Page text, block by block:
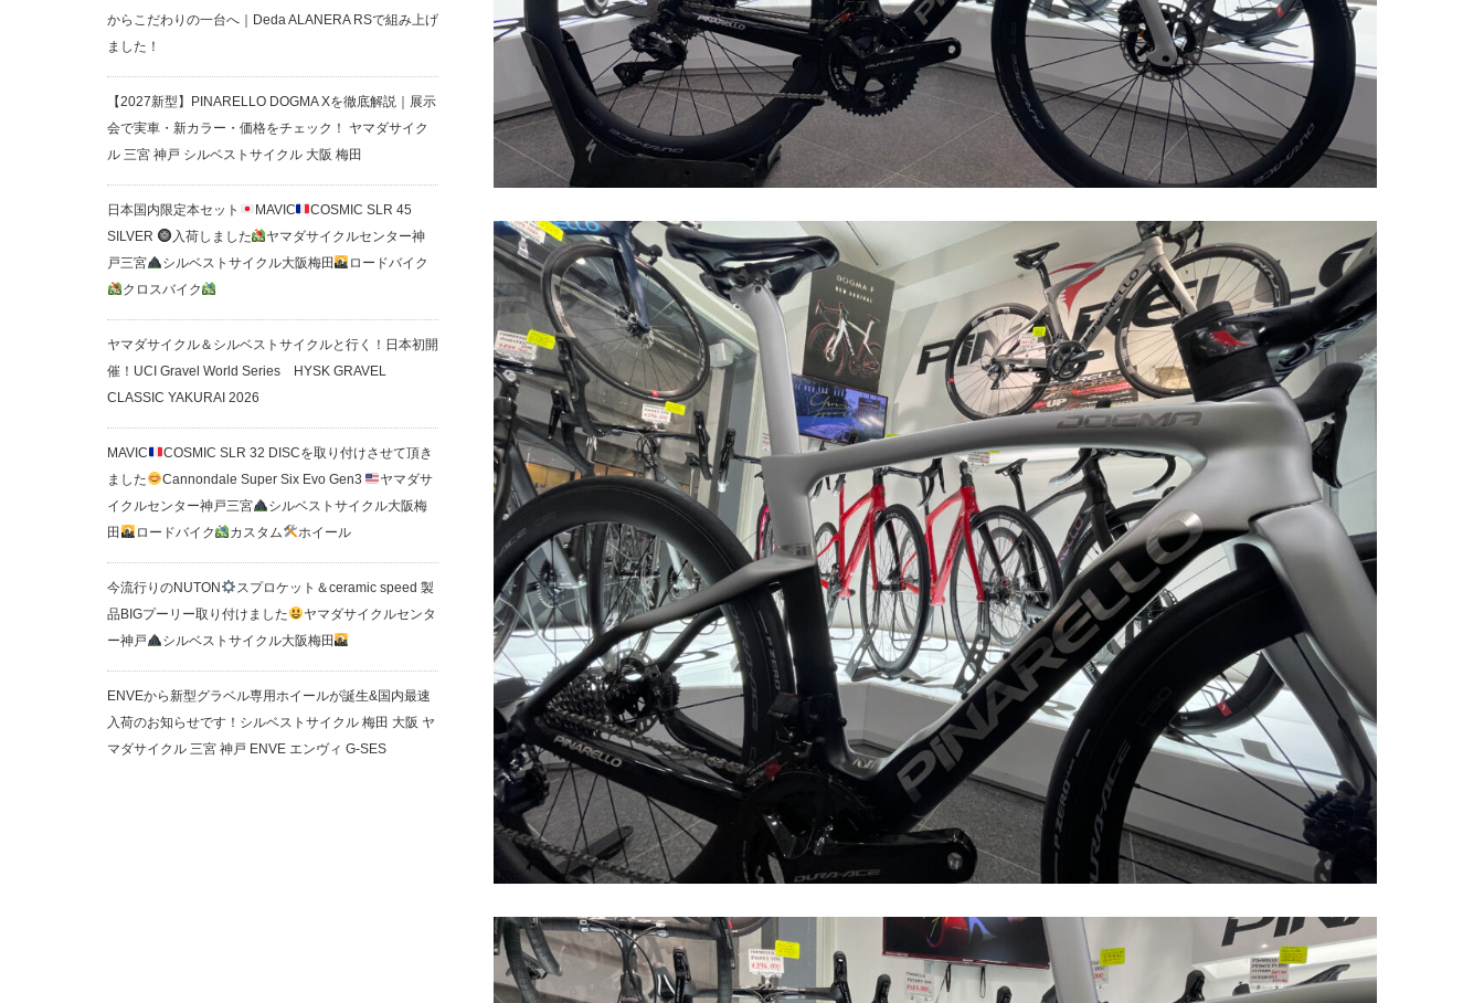
からこだわりの一台へ｜Deda ALANERA RSで組み上げ
ました！
【2027新型】PINARELLO DOGMA Xを徹底解説｜展示
会で実車・新カラー・価格をチェック！ ヤマダサイク
ル 三宮 神戸 シルベストサイクル 大阪 梅田
日本国内限定本セット MAVIC
COSMIC SLR 45
SILVER
入荷しました
ヤマダサイクルセンター神
戸三宮
シルベストサイクル大阪梅田
ロードバイク
クロスバイク
ヤマダサイクル＆シルベストサイクルと行く！日本初開
催！UCI Gravel World Series HYSK GRAVEL
CLASSIC YAKURAI 2026
MAVIC
COSMIC SLR 32 DISCを取り付けさせて頂き
ました
Cannondale Super Six Evo Gen3
ヤマダサ
イクルセンター神戸三宮
シルベストサイクル大阪梅
田
ロードバイク カスタム ホイール
今流行りのNUTON
スプロケット＆ceramic speed 製
品BIGプーリー取り付けました
ヤマダサイクルセンタ
ー神戸
シルベストサイクル大阪梅田
ENVEから新型グラベル専用ホイールが誕生&国内最速
入荷のお知らせです！シルベストサイクル 梅田 大阪 ヤ
マダサイクル 三宮 神戸 ENVE エンヴィ G-SES